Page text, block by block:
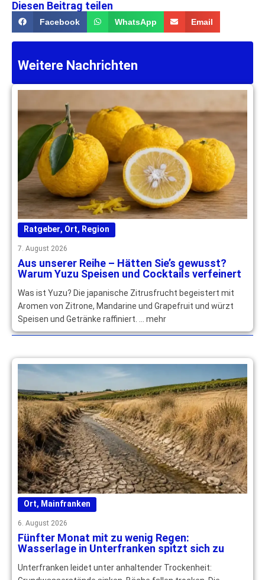
Diesen Beitrag teilen
Facebook WhatsApp Email
Weitere Nachrichten
Ratgeber, Ort, Region
7. August 2026
Aus unserer Reihe – Hätten Sie’s gewusst?
Warum Yuzu Speisen und Cocktails verfeinert
Was ist Yuzu? Die japanische Zitrusfrucht begeistert mit
Aromen von Zitrone, Mandarine und Grapefruit und würzt
Speisen und Getränke raffiniert. … mehr
Ort, Mainfranken
6. August 2026
Fünfter Monat mit zu wenig Regen:
Wasserlage in Unterfranken spitzt sich zu
Unterfranken leidet unter anhaltender Trockenheit: